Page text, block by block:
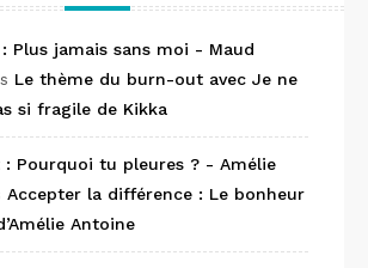
Plus jamais sans moi - Maud
Le thème du burn-out avec Je ne
si fragile de Kikka
: Pourquoi tu pleures ? - Amélie
Accepter la différence : Le bonheur
Antoine